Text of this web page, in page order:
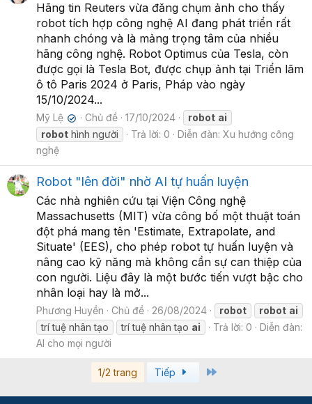
Hãng tin Reuters vừa đăng chụm ảnh cho thấy
robot tích hợp công nghệ AI đang phát triển rất
nhanh chóng và là mảng trọng tâm của nhiều
hãng công nghệ. Robot Optimus của Tesla, còn
được gọi là Tesla Bot, được chụp ảnh tại Triển lãm
ô tô Paris 2024 ở Paris, Pháp vào ngày
15/10/2024...
Mỹ Lệ ✔ Chủ đề 17/10/2024 robot ai
robot hình người Trả lời: 0 Diễn đàn: Xu hướng công
nghệ
Robot "lên đời" nhờ AI tự huấn luyện
Các nhà nghiên cứu tại Viện Công nghệ
Massachusetts (MIT) vừa công bố một thuật toán
đột phá mang tên 'Estimate, Extrapolate, and
Situate' (EES), cho phép robot tự huấn luyện và
nâng cao kỹ năng mà không cần sự can thiệp của
con người. Liệu đây là một bước tiến vượt bậc cho
nhân loại hay là mở...
Phương Huyền Chủ đề 26/08/2024 robot robot ai
trí tuệ nhân tạo
trí tuệ nhân tạo ai Trả lời: 0
Diễn đàn:
AI cho mọi người
1/2 trang Tiếp